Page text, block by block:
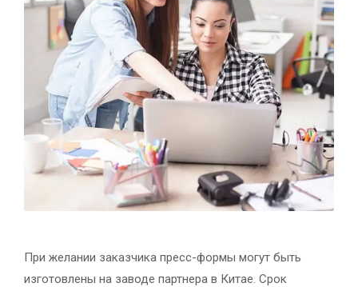
При желании заказчика пресс-формы могут быть
изготовлены на заводе партнера в Китае. Срок